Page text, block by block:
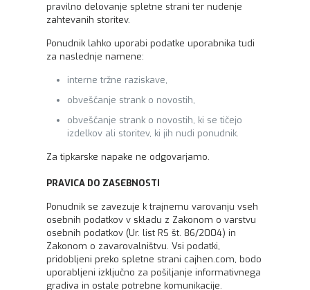
pravilno delovanje spletne strani ter nudenje
zahtevanih storitev.
Ponudnik lahko uporabi podatke uporabnika tudi
za naslednje namene:
interne tržne raziskave,
obveščanje strank o novostih,
obveščanje strank o novostih, ki se tičejo
izdelkov ali storitev, ki jih nudi ponudnik.
Za tipkarske napake ne odgovarjamo.
PRAVICA DO ZASEBNOSTI
Ponudnik se zavezuje k trajnemu varovanju vseh
osebnih podatkov v skladu z Zakonom o varstvu
osebnih podatkov (Ur. list RS št. 86/2004) in
Zakonom o zavarovalništvu. Vsi podatki,
pridobljeni preko spletne strani cajhen.com, bodo
uporabljeni izključno za pošiljanje informativnega
gradiva in ostale potrebne komunikacije.